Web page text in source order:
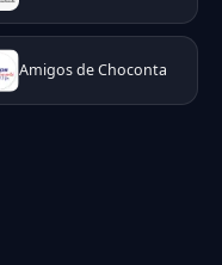
Amigos de Choconta